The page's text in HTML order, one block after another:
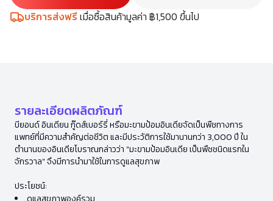
บริการส่งฟรีเมื่อซื้อสินค้ามูลค่า ฿1,500 ขึ้นไป
รายละเอียดผลิตภัณฑ์
บียอนด์ อินเดียน กู๊ดส์เบอร์รี่ หรือมะขามป้อมอินเดียจัดเป็นพืชทางการ
แพทย์ที่มีความสำคัญต่อชีวิต และมีประวัติการใช้มานานกว่า 3,000 ปี ใน
ตำนานของอินเดียโบราณกล่าวว่า "มะขามป้อมอินเดีย เป็นพืชชนิดแรกใน
จักรวาล" จึงมีการนำมาใช้ในการดูแลสุขภาพ
ประโยชน์: